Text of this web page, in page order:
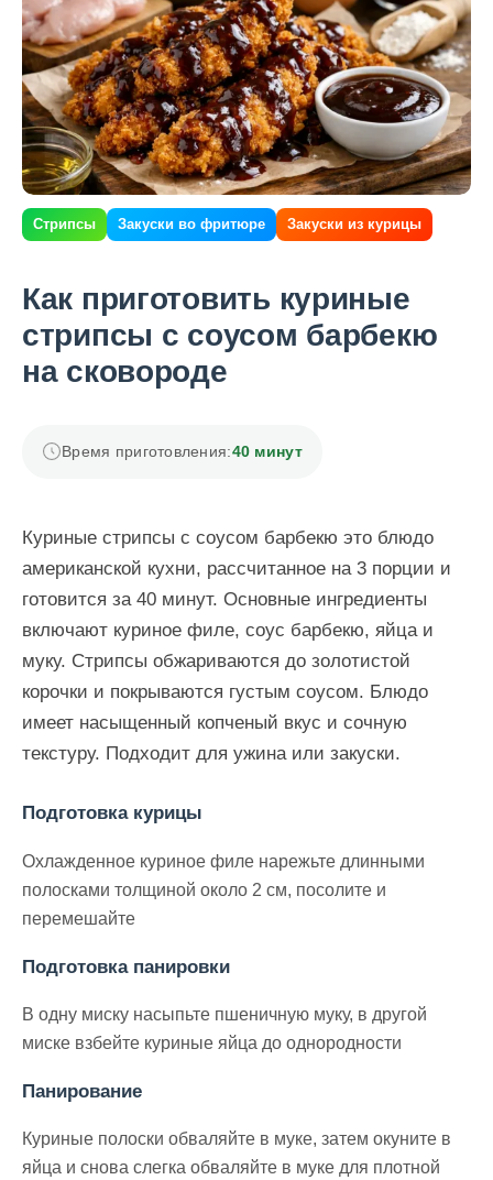
Стрипсы Закуски во фритюре Закуски из курицы
Как приготовить куриные
стрипсы с соусом барбекю
на сковороде
Время приготовления:40 минут
Куриные стрипсы с соусом барбекю это блюдо
американской кухни, рассчитанное на 3 порции и
готовится за 40 минут. Основные ингредиенты
включают куриное филе, соус барбекю, яйца и
муку. Стрипсы обжариваются до золотистой
корочки и покрываются густым соусом. Блюдо
имеет насыщенный копченый вкус и сочную
текстуру. Подходит для ужина или закуски.
Подготовка курицы
Охлажденное куриное филе нарежьте длинными
полосками толщиной около 2 см, посолите и
перемешайте
Подготовка панировки
В одну миску насыпьте пшеничную муку, в другой
миске взбейте куриные яйца до однородности
Панирование
Куриные полоски обваляйте в муке, затем окуните в
яйца и снова слегка обваляйте в муке для плотной